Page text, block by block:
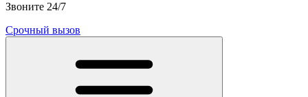
Звоните 24/7
Срочный вызов